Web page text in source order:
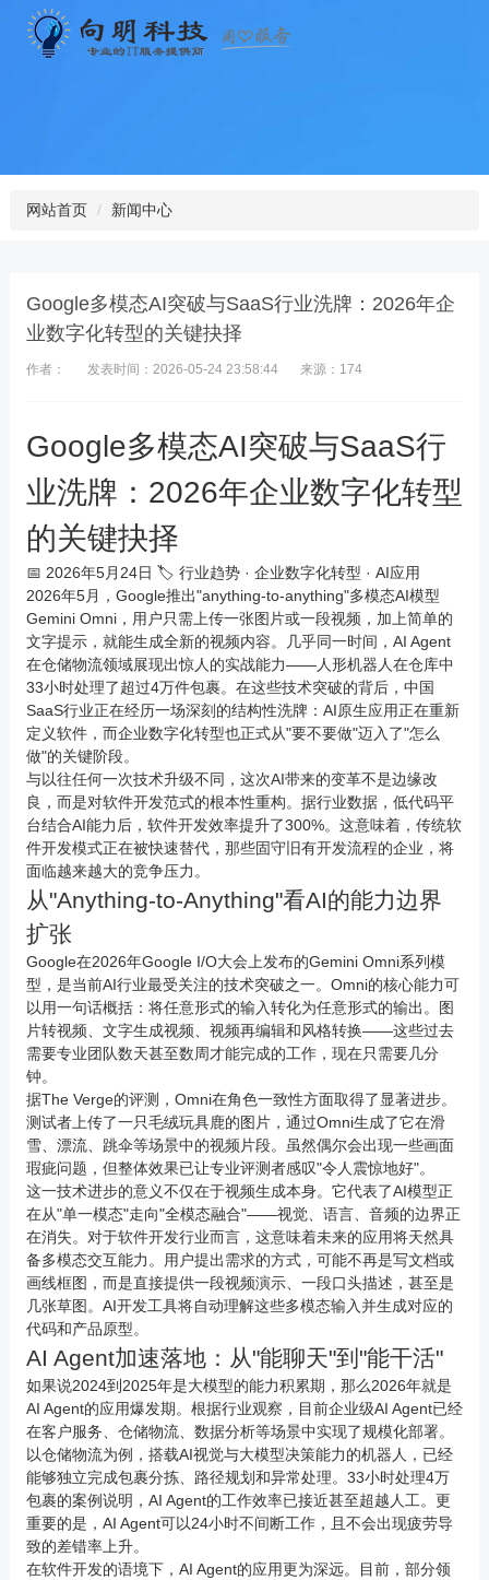
网站首页 新闻中心
Google多模态AI突破与SaaS行业洗牌：2026年企
业数字化转型的关键抉择
作者： 发表时间：2026-05-24 23:58:44 来源：174
Google多模态AI突破与SaaS行
业洗牌：2026年企业数字化转型
的关键抉择
📅 2026年5月24日 🏷️ 行业趋势 · 企业数字化转型 · AI应用
2026年5月，Google推出"anything-to-anything"多模态AI模型
Gemini Omni，用户只需上传一张图片或一段视频，加上简单的
文字提示，就能生成全新的视频内容。几乎同一时间，AI Agent
在仓储物流领域展现出惊人的实战能力——人形机器人在仓库中
33小时处理了超过4万件包裹。在这些技术突破的背后，中国
SaaS行业正在经历一场深刻的结构性洗牌：AI原生应用正在重新
定义软件，而企业数字化转型也正式从"要不要做"迈入了"怎么
做"的关键阶段。
与以往任何一次技术升级不同，这次AI带来的变革不是边缘改
良，而是对软件开发范式的根本性重构。据行业数据，低代码平
台结合AI能力后， 软件开发效率提升了300%。这意味着，传统软
件开发模式正在被快速替代，那些固守旧有开发流程的企业，将
面临越来越大的竞争压力。
从"Anything-to-Anything"看AI的能力边界
扩张
Google在2026年Google I/O大会上发布的Gemini Omni系列模
型，是当前AI行业最受关注的技术突破之一。Omni的核心能力可
以用一句话概括：将任意形式的输入转化为任意形式的输出。图
片转视频、文字生成视频、视频再编辑和风格转换——这些过去
需要专业团队数天甚至数周才能完成的工作，现在只需要几分
钟。
据The Verge的评测，Omni在角色一致性方面取得了显著进步。
测试者上传了一只毛绒玩具鹿的图片，通过Omni生成了它在滑
雪、漂流、跳伞等场景中的视频片段。虽然偶尔会出现一些画面
瑕疵问题，但整体效果已让专业评测者感叹"令人震惊地好"。
这一技术进步的意义不仅在于视频生成本身。它代表了AI模型正
在从"单一模态"走向"全模态融合"——视觉、语言、音频的边界正
在消失。对于软件开发行业而言，这意味着未来的应用将天然具
备多模态交互能力。用户提出需求的方式，可能不再是写文档或
画线框图，而是直接提供一段视频演示、一段口头描述，甚至是
几张草图。AI开发工具将自动理解这些多模态输入并生成对应的
代码和产品原型。
AI Agent加速落地：从"能聊天"到"能干活"
如果说2024到2025年是大模型的能力积累期，那么2026年就是
AI Agent的应用爆发期。根据行业观察，目前企业级AI Agent已经
在客户服务、仓储物流、数据分析等场景中实现了规模化部署。
以仓储物流为例，搭载AI视觉与大模型决策能力的机器人，已经
能够独立完成包裹分拣、路径规划和异常处理。 33小时处理4万
包裹的案例说明，AI Agent的工作效率已接近甚至超越人工。更
重要的是，AI Agent可以24小时不间断工作，且不会出现疲劳导
致的差错率上升。
在软件开发的语境下，AI Agent的应用更为深远。目前，部分领